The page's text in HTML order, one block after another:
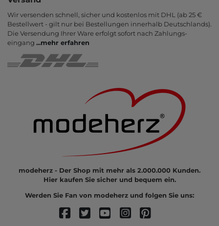
Wir versenden schnell, sicher und kostenlos mit DHL (ab 25 €
Bestell­wert - gilt nur bei Bestel­lungen inner­halb Deutsch­lands).
Die Ver­sendung Ihrer Ware er­folgt sofort nach Zahlungs­
eingang ...mehr erfahren
modeherz - Der Shop mit mehr als 2.000.000 Kunden.
Hier kaufen Sie sicher und bequem ein.
Werden Sie Fan von modeherz und folgen Sie uns: